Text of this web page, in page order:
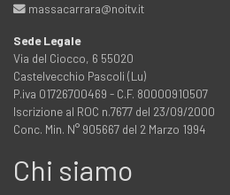
massacarrara@noitv.it
Sede Legale
Via del Ciocco, 6 55020
Castelvecchio Pascoli (Lu)
P.iva 01726700469 - C.F. 80000910507
Iscrizione al ROC n.7677 del 23/09/2000
Conc. Min. N° 905667 del 2 Marzo 1994
Chi siamo